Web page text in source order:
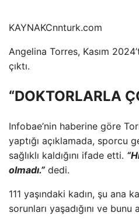
KAYNAKCnnturk.com
Angelina Torres, Kasım
çıktı.
“DOKTORLARLA
Infobae’nin haberine göre
yaptığı açıklamada, sporcu
sağlıklı kaldığını ifade etti.
olmadı.” dedi.
111 yaşındaki kadın, şu ana
sorunları yaşadığını ve bunu